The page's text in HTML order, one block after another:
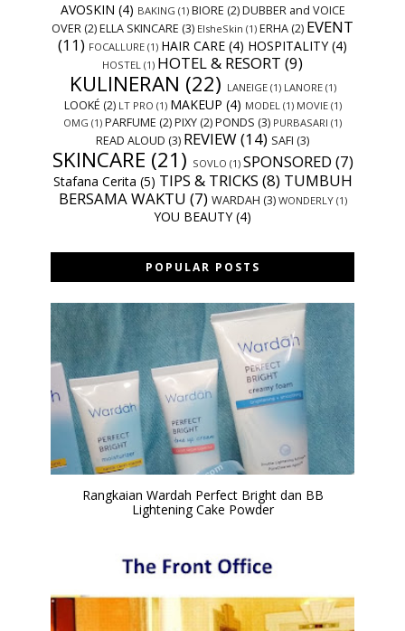
AVOSKIN (4) BAKING (1) BIORE (2) DUBBER and VOICE
OVER (2)ELLA SKINCARE (3) ElsheSkin (1) ERHA (2) EVENT
(11) FOCALLURE (1) HAIR CARE (4) HOSPITALITY (4)
HOSTEL (1) HOTEL & RESORT (9)
KULINERAN (22) LANEIGE (1) LANORE (1)
LOOKÉ (2) LT PRO (1) MAKEUP (4) MODEL (1) MOVIE (1)
OMG (1) PARFUME (2)PIXY (2)PONDS (3) PURBASARI (1)
READ ALOUD (3) REVIEW(14) SAFI (3)
SKINCARE (21) SOVLO (1) SPONSORED (7)
Stafana Cerita (5) TIPS & TRICKS (8) TUMBUH
BERSAMA WAKTU (7) WARDAH (3) WONDERLY (1)
YOU BEAUTY (4)
POPULAR POSTS
Rangkaian Wardah Perfect Bright dan BB
Lightening Cake Powder